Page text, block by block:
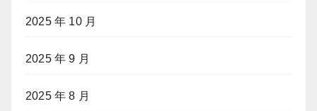
2025 年 10 月
2025 年 9 月
2025 年 8 月